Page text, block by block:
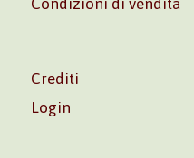
Condizioni di vendita
Crediti
Login